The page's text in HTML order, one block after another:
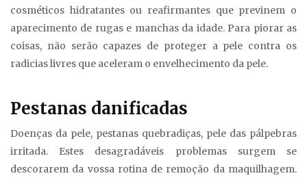
cosméticos hidratantes ou reafirmantes que previnem o
aparecimento de rugas e manchas da idade. Para piorar as
coisas, não serão capazes de proteger a pele contra os
radicias livres que aceleram o envelhecimento da pele.
Pestanas danificadas
Doenças da pele, pestanas quebradiças, pele das pálpebras
irritada. Estes desagradáveis problemas surgem se
descorarem da vossa rotina de remoção da maquilhagem.